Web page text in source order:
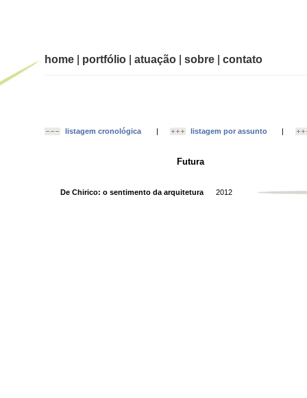
home portfólio atuação sobre contato
listagem cronológica | listagem por assunto |
Futura
De Chirico: o sentimento da arquitetura 2012